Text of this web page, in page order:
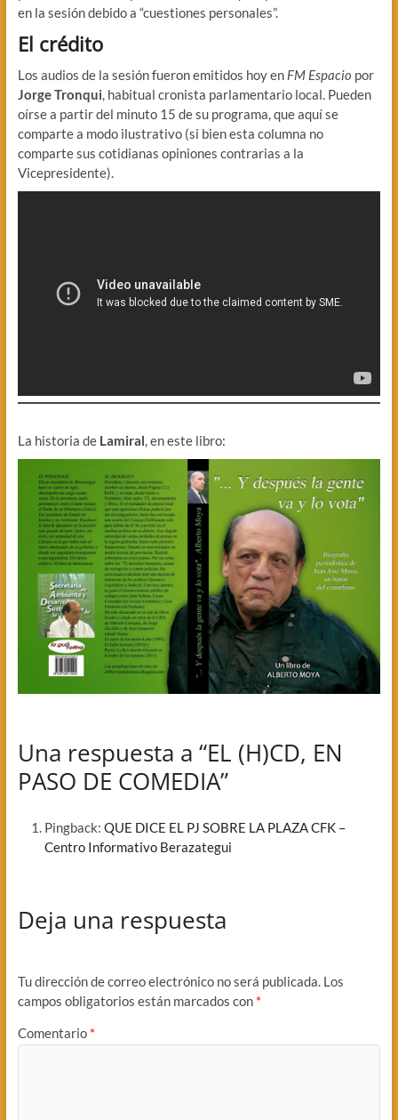
en la sesión debido a “cuestiones personales”.
El crédito
Los audios de la sesión fueron emitidos hoy en FM Espacio por
Jorge Tronqui, habitual cronista parlamentario local. Pueden
oírse a partir del minuto 15 de su programa, que aquí se
comparte a modo ilustrativo (si bien esta columna no
comparte sus cotidianas opiniones contrarias a la
Vicepresidente).
La historia de Lamiral, en este libro:
Una respuesta a “EL (H)CD, EN
PASO DE COMEDIA”
Pingback: QUE DICE EL PJ SOBRE LA PLAZA CFK –
Centro Informativo Berazategui
Deja una respuesta
Tu dirección de correo electrónico no será publicada. Los
campos obligatorios están marcados con *
Comentario *